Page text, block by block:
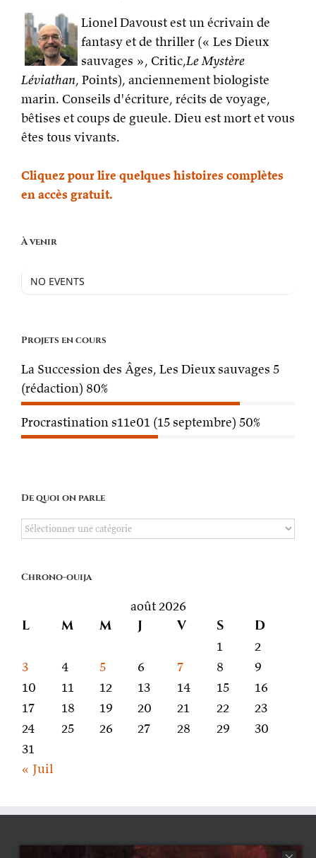
Lionel Davoust est un écrivain de
fantasy et de thriller (« Les Dieux
sauvages », Critic,Le Mystère
Léviathan, Points), anciennement biologiste
marin. Conseils d'écriture, récits de voyage,
bêtises et coups de gueule. Dieu est mort et vous
êtes tous vivants.
Cliquez pour lire quelques histoires complètes
en accès gratuit.
À venir
NO EVENTS
Projets en cours
La Succession des Âges, Les Dieux sauvages 5
(rédaction) 80%
Procrastination s11e01 (15 septembre) 50%
De quoi on parle
De
parle
Chrono-ouija
août 2026
L M M J V S D
1
2
3
4 5 6 7 8
9
10
11 12 13 14 15
16
17
18 19 20 21 22
23
24
25 26 27 28 29
30
31
« Juil